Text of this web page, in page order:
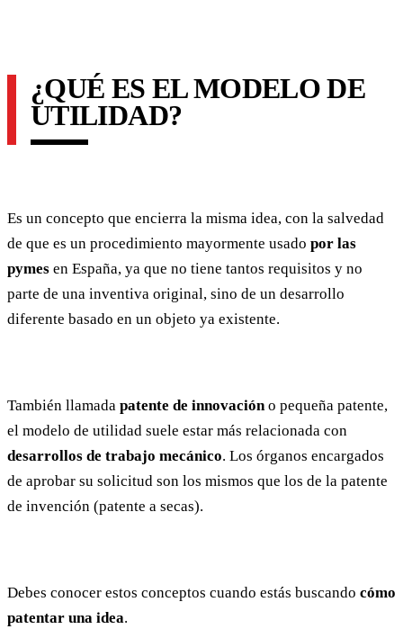
¿QUÉ ES EL MODELO DE
UTILIDAD?
Es un concepto que encierra la misma idea, con la salvedad
de que es un procedimiento mayormente usado por las
pymes en España, ya que no tiene tantos requisitos y no
parte de una inventiva original, sino de un desarrollo
diferente basado en un objeto ya existente.
También llamada patente de innovacióno pequeña patente,
el modelo de utilidad suele estar más relacionada con
desarrollos de trabajo mecánico. Los órganos encargados
de aprobar su solicitud son los mismos que los de la patente
de invención (patente a secas).
Debes conocer estos conceptos cuando estás buscando cómo
patentar una idea.